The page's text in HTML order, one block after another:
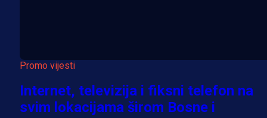
Promo vijesti
Internet, televizija i fiksni telefon na
svim lokacijama širom Bosne i